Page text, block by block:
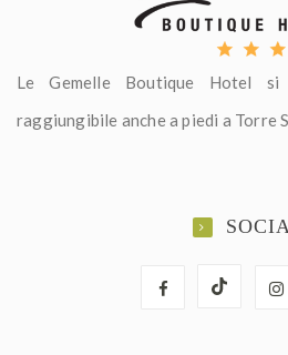
Le Gemelle Boutique Hotel
raggiungibile anche a piedi a Torre